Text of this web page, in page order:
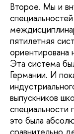
Второе. Мы и
пятилетняя
ориентирована
Эта система
Германии. И
выпускников
специальности
это была